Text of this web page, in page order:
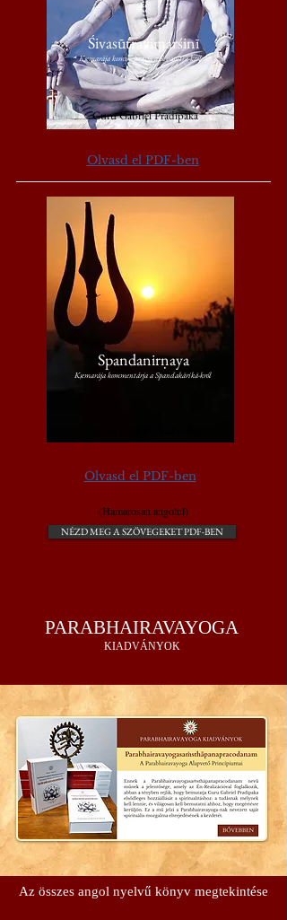
Śivasūtravimarśinī
Kṣemarāja kommentárja a Śivasūtra-król
Guru Gabriel Pradīpaka
Olvasd el PDF-ben
Spandanirṇaya
Kṣemarāja kommentárja a Spandakārikā-król
Olvasd el PDF-ben
(Hamarosan angolul)
NÉZD MEG A SZÖVEGEKET PDF-BEN
PARABHAIRAVAYOGA
KIADVÁNYOK
Az összes angol nyelvű könyv megtekintése